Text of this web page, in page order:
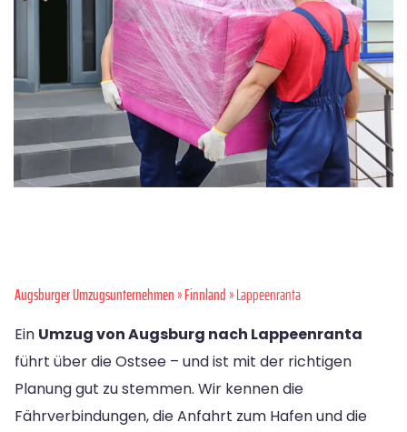
Augsburger Umzugsunternehmen»Finnland» Lappeenranta
Ein Umzug von Augsburg nach Lappeenranta
führt über die Ostsee – und ist mit der richtigen
Planung gut zu stemmen. Wir kennen die
Fährverbindungen, die Anfahrt zum Hafen und die